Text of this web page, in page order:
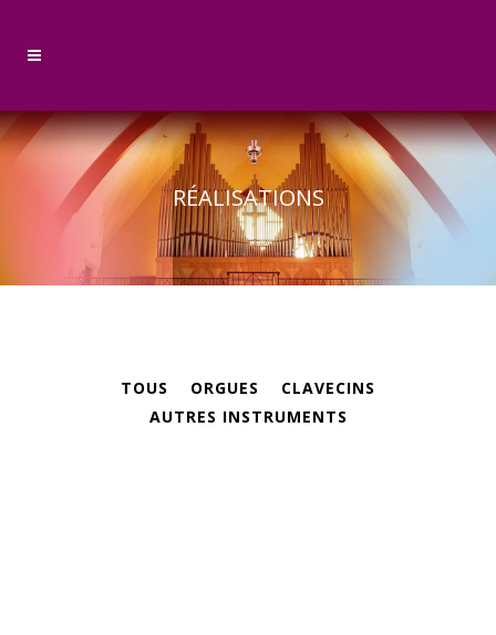
RÉALISATIONS
TOUS ORGUES
CLAVECINS
AUTRES INSTRUMENTS